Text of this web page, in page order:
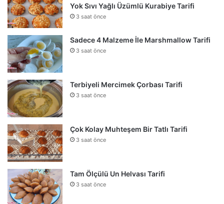
Yok Sıvı Yağlı Üzümlü Kurabiye Tarifi
3 saat önce
Sadece 4 Malzeme İle Marshmallow Tarifi
3 saat önce
Terbiyeli Mercimek Çorbası Tarifi
3 saat önce
Çok Kolay Muhteşem Bir Tatlı Tarifi
3 saat önce
Tam Ölçülü Un Helvası Tarifi
3 saat önce